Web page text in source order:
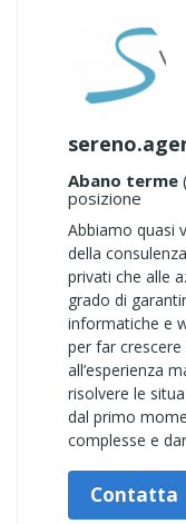
Abano terme
posizione
Abbiamo quasi
della
privati che alle
grado di
informatiche e
per far crescere
all’esperienza
risolvere le
dal primo
complesse e
Contatta